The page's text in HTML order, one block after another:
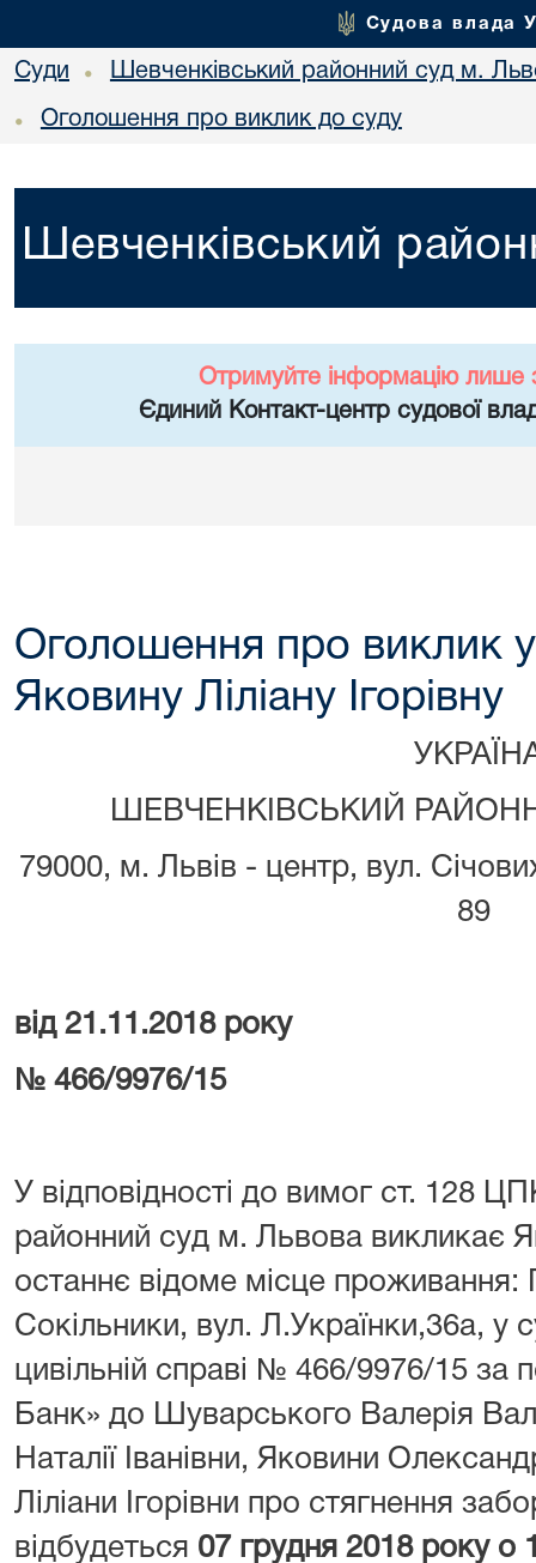
Судова влада
Суди • Шевченківський районний суд м.
• Оголошення про виклик до суду
Шевченківський
Отримуйте інформацію лише
Єдиний Контакт-центр судової
Оголошення про виклик у
Яковину Ліліану Ігорівну
ШЕВЧЕНКІВСЬКИЙ
79000, м. Львів - центр, вул.
89
від 21.11.2018 року
№ 466/9976/15
У відповідності до вимог ст. 128
районний суд м. Львова викликає
останнє відоме місце проживання:
Сокільники, вул. Л.Українки,36а, у
цивільній справі № 466/9976/15
Банк» до Шуварського Валерія
Наталії Іванівни, Яковини
Ліліани Ігорівни про стягнення
відбудеться 07 грудня 2018 року о